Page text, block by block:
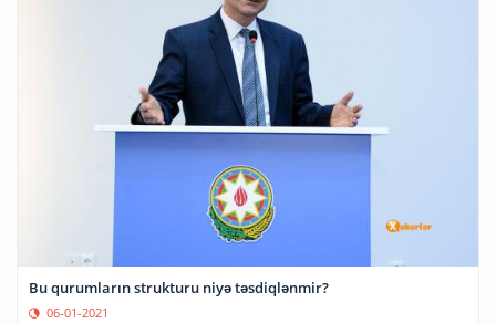
Bu qurumların strukturu niyə təsdiqlənmir?
06-01-2021